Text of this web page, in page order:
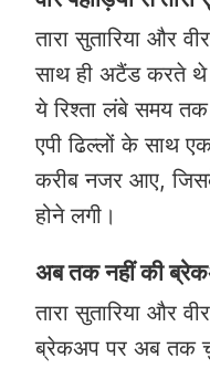
तारा सुतारिया और
साथ ही अटैंड करते थे
ये रिश्ता लंबे समय
एपी ढिल्लों के साथ
करीब नजर आए,
होने लगी।
अब तक नहीं की
तारा सुतारिया और
ब्रेकअप पर अब तक